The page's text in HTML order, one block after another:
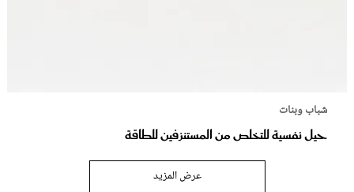
شباب وبنات
حيل نفسية للتخلص من المستنزفين للطاقة
عرض المزيد